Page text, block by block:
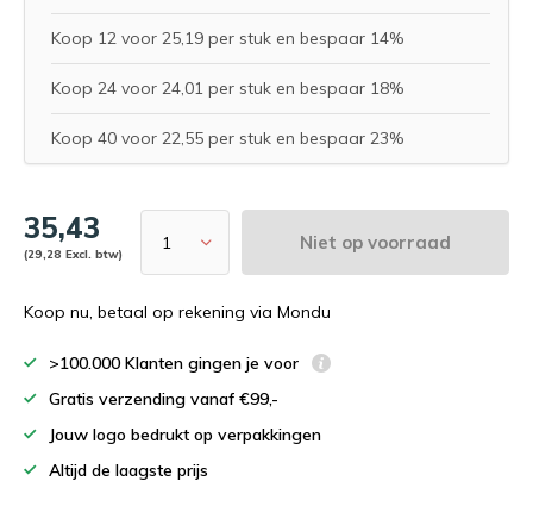
Koop 12 voor 25,19 per stuk en bespaar 14%
Koop 24 voor 24,01 per stuk en bespaar 18%
Koop 40 voor 22,55 per stuk en bespaar 23%
35,43
(29,28 Excl. btw)
Niet op voorraad
Koop nu, betaal op rekening via Mondu
>100.000 Klanten gingen je voor
Gratis verzending vanaf €99,-
Jouw logo bedrukt op verpakkingen
Altijd de laagste prijs